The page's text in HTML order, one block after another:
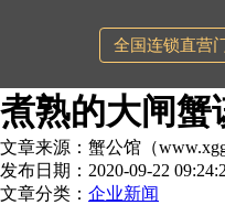
煮熟的大闸蟹
文章来源：蟹公馆（
发布日期：2020-09-22
文章分类： 企业新闻
全国连锁直营